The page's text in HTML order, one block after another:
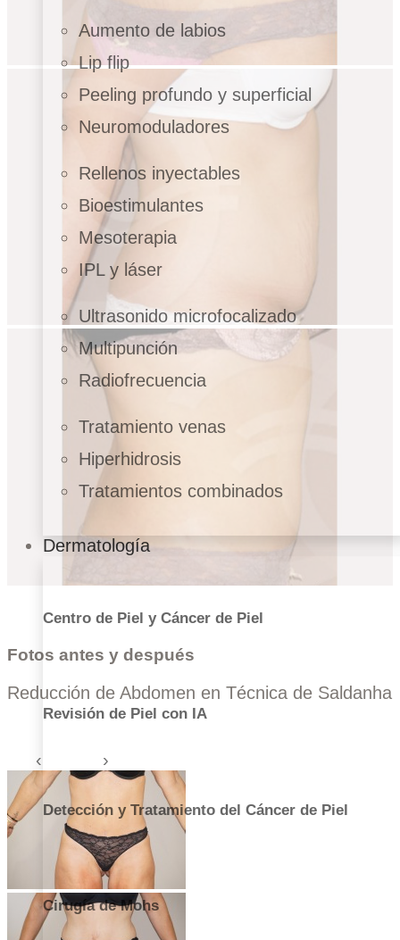
Aumento de labios
Lip flip
Peeling profundo y superficial
Neuromoduladores
Rellenos inyectables
Bioestimulantes
Mesoterapia
IPL y láser
Ultrasonido microfocalizado
Multipunción
Radiofrecuencia
Tratamiento venas
Hiperhidrosis
Tratamientos combinados
Dermatología
Centro de Piel y Cáncer de Piel
Revisión de Piel con IA
Detección y Tratamiento del Cáncer de Piel
Cirugía de Mohs
Fotos antes y después
Reducción de Abdomen en Técnica de Saldanha